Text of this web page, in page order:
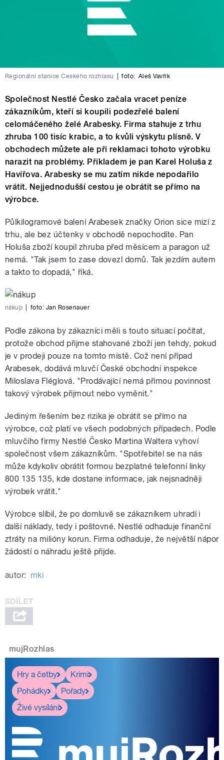
Regionální stanice Českého rozhlasu foto: Aleš Vavřík
Společnost Nestlé Česko začala vracet peníze
zákazníkům, kteří si koupili podezřelé balení
celomáčeného želé Arabesky. Firma stahuje z trhu
zhruba 100 tisíc krabic, a to kvůli výskytu plísně. V
obchodech můžete ale při reklamaci tohoto výrobku
narazit na problémy. Příkladem je pan Karel Holuša z
Havířova. Arabesky se mu zatím nikde nepodařilo
vrátit. Nejjednodušší cestou je obrátit se přímo na
výrobce.
Půlkilogramové balení Arabesek značky Orion sice mizí z
trhu, ale bez účtenky v obchodě nepochodíte. Pan
Holuša zboží koupil zhruba před měsícem a paragon už
nemá. "Tak jsem to zase dovezl domů. Tak jezdím autem
a takto to dopadá," říká.
nákup foto: Jan Rosenauer
Podle zákona by zákazníci měli s touto situací počítat,
protože obchod přijme stahované zboží jen tehdy, pokud
je v prodeji pouze na tomto místě. Což není případ
Arabesek, dodává mluvčí České obchodní inspekce
Miloslava Fléglová. "Prodávající nemá přímou povinnost
takový výrobek přijmout nebo vyměnit."
Jediným řešením bez rizika je obrátit se přímo na
výrobce, což platí ve všech podobných případech. Podle
mluvčího firmy Nestlé Česko Martina Waltera vyhoví
společnost všem zákazníkům. "Spotřebitel se na nás
může kdykoliv obrátit formou bezplatné telefonní linky
800 135 135, kde dostane informace, jak nejsnadněji
výrobek vrátit."
Výrobce slíbil, že po domluvě se zákazníkem uhradí i
další náklady, tedy i poštovné. Nestlé odhaduje finanční
ztráty na milióny korun. Firma odhaduje, že největší nápor
žádostí o náhradu ještě přijde.
autor: mki
mujRozhlas
Hry a četby
Krimi
Pohádky
Pořady
Živé vysílání